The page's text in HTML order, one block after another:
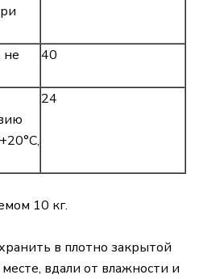
не
40
24
10 кг.
в плотно закрытой
вдали от влажности и